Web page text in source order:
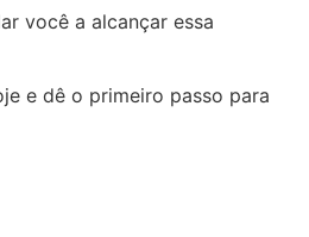
você a alcançar essa
e dê o primeiro passo para